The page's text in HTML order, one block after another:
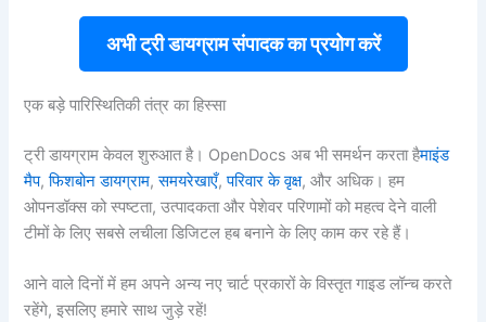
अभी ट्री डायग्राम संपादक का प्रयोग करें
एक बड़े पारिस्थितिकी तंत्र का हिस्सा
ट्री डायग्राम केवल शुरुआत है। OpenDocs अब भी समर्थन करता हैमाइंड
मैप,फिशबोन डायग्राम,समयरेखाएँ,परिवार के वृक्ष, और अधिक। हम
ओपनडॉक्स को स्पष्टता, उत्पादकता और पेशेवर परिणामों को महत्व देने वाली
टीमों के लिए सबसे लचीला डिजिटल हब बनाने के लिए काम कर रहे हैं।
आने वाले दिनों में हम अपने अन्य नए चार्ट प्रकारों के विस्तृत गाइड लॉन्च करते
रहेंगे, इसलिए हमारे साथ जुड़े रहें!